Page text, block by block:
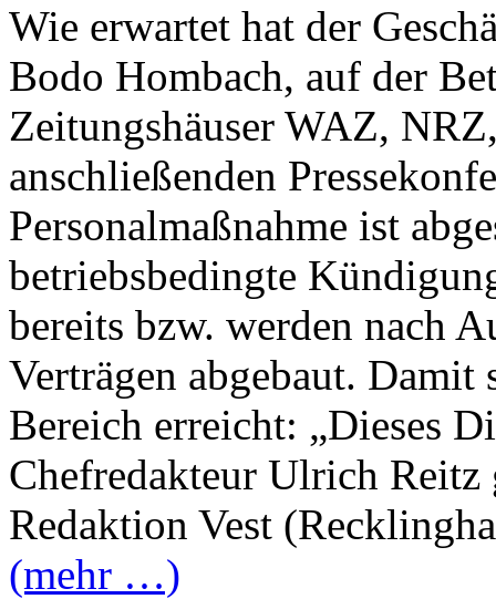
Wie erwartet hat der
Bodo Hombach, auf der
Zeitungshäuser WAZ,
anschließenden
Personalmaßnahme ist
betriebsbedingte
bereits bzw. werden nach
Verträgen abgebaut.
Bereich erreicht: „Dieses
Chefredakteur Ulrich Reitz
Redaktion Vest
(mehr …)